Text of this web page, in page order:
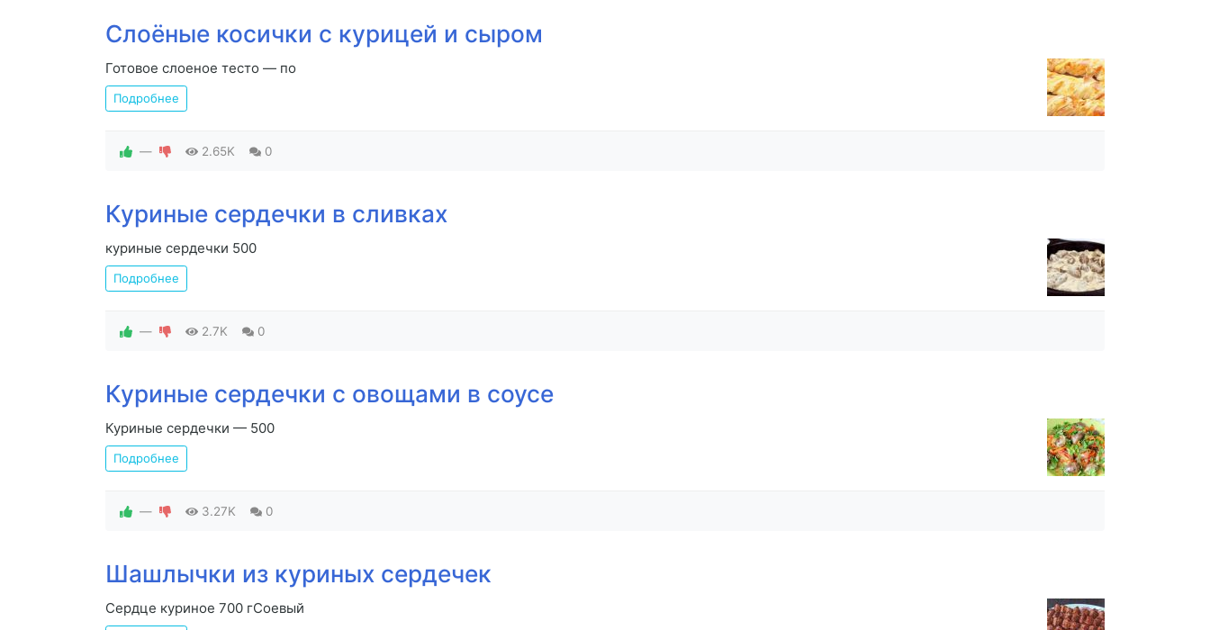
Слоёные косички с курицей и сыром
Готовое слоеное тесто — по
Подробнее
— 2.65K 0
Куриные сердечки в сливках
куриные сердечки 500
Подробнее
— 2.7K 0
Куриные сердечки с овощами в соусе
Куриные сердечки — 500
Подробнее
— 3.27K 0
Шашлычки из куриных сердечек
Сердце куриное 700 гСоевый